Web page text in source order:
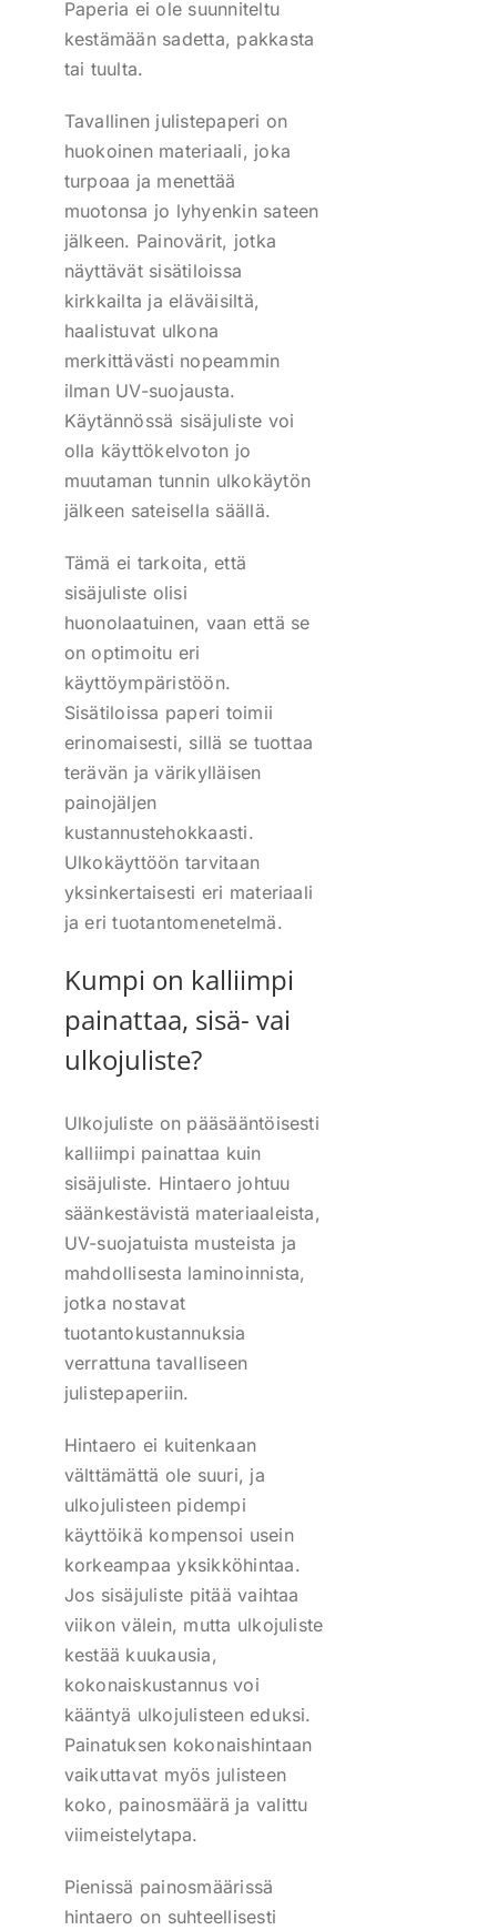
Paperia ei ole suunniteltu
kestämään sadetta, pakkasta
tai tuulta.
Tavallinen julistepaperi on
huokoinen materiaali, joka
turpoaa ja menettää
muotonsa jo lyhyenkin sateen
jälkeen. Painovärit, jotka
näyttävät sisätiloissa
kirkkailta ja eläväisiltä,
haalistuvat ulkona
merkittävästi nopeammin
ilman UV-suojausta.
Käytännössä sisäjuliste voi
olla käyttökelvoton jo
muutaman tunnin ulkokäytön
jälkeen sateisella säällä.
Tämä ei tarkoita, että
sisäjuliste olisi
huonolaatuinen, vaan että se
on optimoitu eri
käyttöympäristöön.
Sisätiloissa paperi toimii
erinomaisesti, sillä se tuottaa
terävän ja värikylläisen
painojäljen
kustannustehokkaasti.
Ulkokäyttöön tarvitaan
yksinkertaisesti eri materiaali
ja eri tuotantomenetelmä.
Kumpi on kalliimpi
painattaa, sisä- vai
ulkojuliste?
Ulkojuliste on pääsääntöisesti
kalliimpi painattaa kuin
sisäjuliste. Hintaero johtuu
säänkestävistä materiaaleista,
UV-suojatuista musteista ja
mahdollisesta laminoinnista,
jotka nostavat
tuotantokustannuksia
verrattuna tavalliseen
julistepaperiin.
Hintaero ei kuitenkaan
välttämättä ole suuri, ja
ulkojulisteen pidempi
käyttöikä kompensoi usein
korkeampaa yksikköhintaa.
Jos sisäjuliste pitää vaihtaa
viikon välein, mutta ulkojuliste
kestää kuukausia,
kokonaiskustannus voi
kääntyä ulkojulisteen eduksi.
Painatuksen kokonaishintaan
vaikuttavat myös julisteen
koko, painosmäärä ja valittu
viimeistelytapa.
Pienissä painosmäärissä
hintaero on suhteellisesti